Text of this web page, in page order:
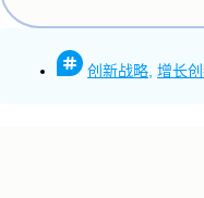
创新战略 增长